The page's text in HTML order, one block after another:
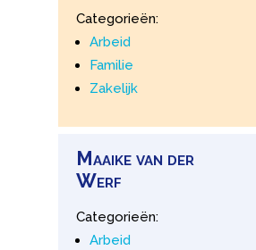
Categorieën:
Arbeid
Familie
Zakelijk
Maaike van der
Werf
Categorieën:
Arbeid